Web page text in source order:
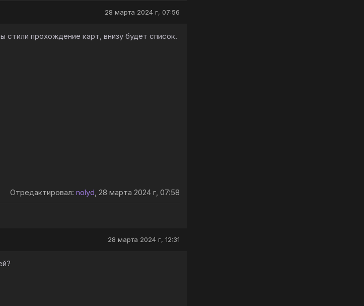
28 марта 2024 г, 07:56
стили прохождение карт, внизу будет список.
Отредактировал: nolyd , 28 марта 2024 г, 07:58
28 марта 2024 г, 12:31